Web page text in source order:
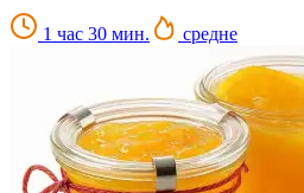
1 час 30 мин. средне